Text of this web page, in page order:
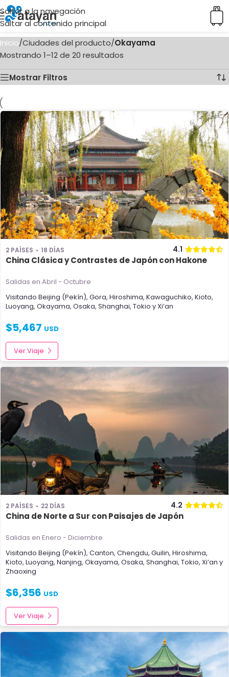
Saltar a la navegación
Saltar al contenido principal
Inicio/Ciudades del producto/Okayama
Mostrando 1–12 de 20 resultados
Mostrar Filtros
2 PAÍSES 18 DÍAS 4.1
China Clásica y Contrastes de Japón con Hakone
Salidas en Abril - Octubre
Visitando Beijing (Pekín), Gora, Hiroshima, Kawaguchiko, Kioto,
Luoyang, Okayama, Osaka, Shanghai, Tokio yXi’an
$5,467 USD
Ver Viaje
2 PAÍSES 22 DÍAS 4.2
China de Norte a Sur con Paisajes de Japón
Salidas en Enero - Diciembre
Visitando Beijing (Pekín), Canton, Chengdu, Guilin, Hiroshima,
Kioto, Luoyang, Nanjing, Okayama, Osaka, Shanghai, Tokio, Xi’an y
Zhaoxing
$6,356 USD
Ver Viaje